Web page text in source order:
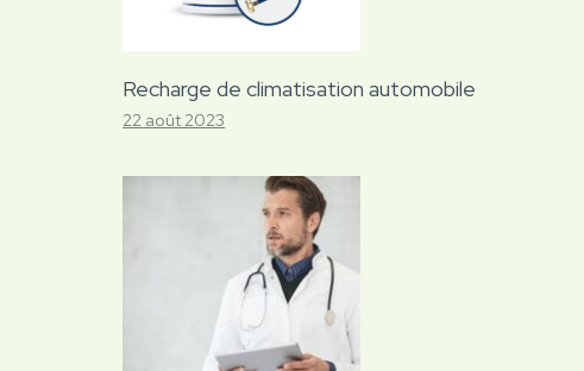
Recharge de climatisation automobile
22 août 2023